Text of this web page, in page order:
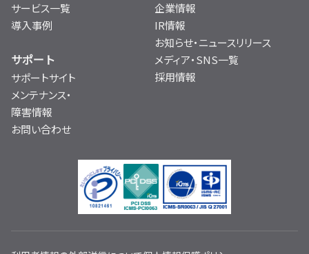
サービス一覧
導入事例
サポート
サポートサイト
メンテナンス・
障害情報
お問い合わせ
企業情報
IR情報
お知らせ・ニュースリリース
メディア・SNS一覧
採用情報